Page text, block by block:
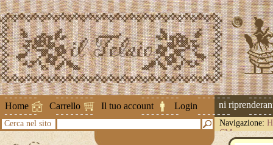
Home Carrello Il tuo account Login
Attenzione ! Le spedizioni
Cerca nel sito Navigazione:
CM